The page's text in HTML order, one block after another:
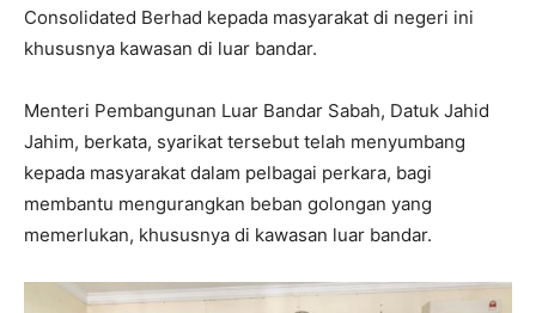
Consolidated Berhad kepada masyarakat di negeri ini
khususnya kawasan di luar bandar.
Menteri Pembangunan Luar Bandar Sabah, Datuk Jahid
Jahim, berkata, syarikat tersebut telah menyumbang
kepada masyarakat dalam pelbagai perkara, bagi
membantu mengurangkan beban golongan yang
memerlukan, khususnya di kawasan luar bandar.